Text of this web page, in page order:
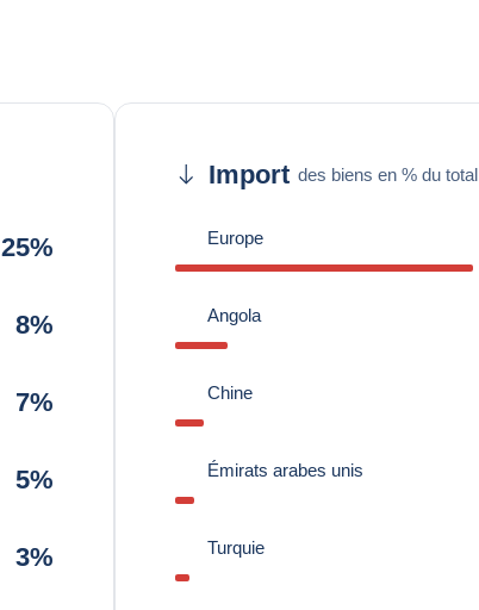
25%
8%
7%
5%
3%
Import des biens en % du total
Europe
Angola
Chine
Émirats arabes unis
Turquie